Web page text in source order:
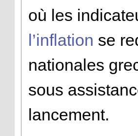
où les
l’inflation se
nationales
sous
lancement.